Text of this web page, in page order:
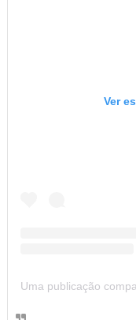
Ver